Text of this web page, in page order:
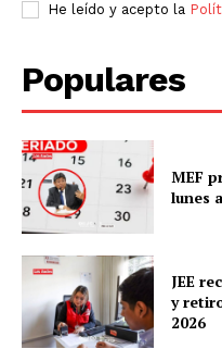
He leído y acepto la
Populares
MEF
lunes
JEE
y
2026